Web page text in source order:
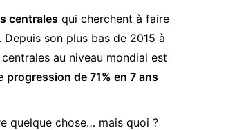
centrales qui cherchent à faire
son plus bas de 2015 à
au niveau mondial est
progression de 71% en 7 ans
quelque chose… mais quoi ?